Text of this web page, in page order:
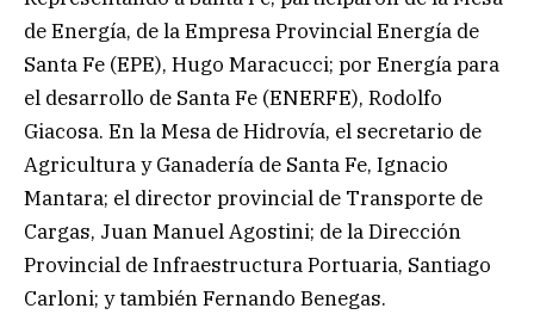
de Energía, de la Empresa Provincial Energía de
Santa Fe (EPE), Hugo Maracucci; por Energía para
el desarrollo de Santa Fe (ENERFE), Rodolfo
Giacosa. En la Mesa de Hidrovía, el secretario de
Agricultura y Ganadería de Santa Fe, Ignacio
Mantara; el director provincial de Transporte de
Cargas, Juan Manuel Agostini; de la Dirección
Provincial de Infraestructura Portuaria, Santiago
Carloni; y también Fernando Benegas.